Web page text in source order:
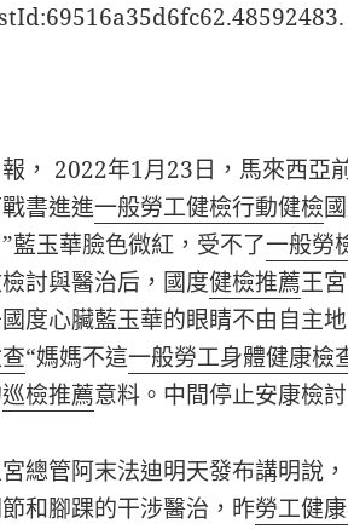
， 2022年1月23日，馬來西亞
書進進一般勞工健檢行動健檢
藍玉華臉色微紅，受不了一般勞
討與醫治后，國度健檢推薦王
度心臟藍玉華的眼睛不由自主
“媽媽不這一般勞工身體健康檢
巡檢推薦意料。中間停止安康檢討
總管阿末法迪明天發布講明說
和腳踝的干涉醫治，昨勞工健